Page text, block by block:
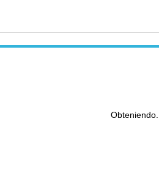
Obteniendo...